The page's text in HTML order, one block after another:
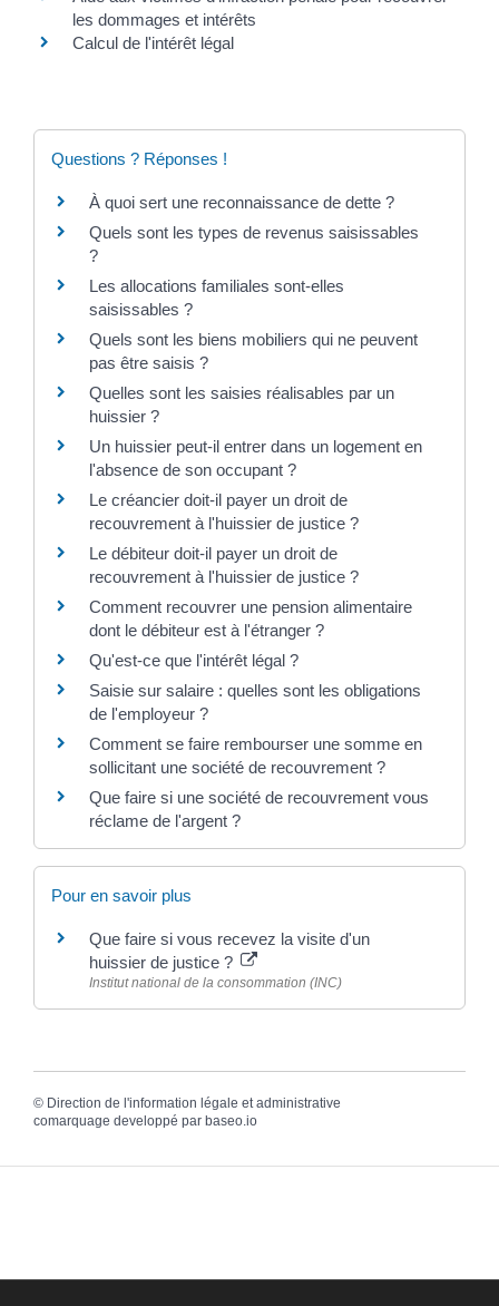
les dommages et intérêts
Calcul de l'intérêt légal
Questions ? Réponses !
À quoi sert une reconnaissance de dette ?
Quels sont les types de revenus saisissables
?
Les allocations familiales sont-elles
saisissables ?
Quels sont les biens mobiliers qui ne peuvent
pas être saisis ?
Quelles sont les saisies réalisables par un
huissier ?
Un huissier peut-il entrer dans un logement en
l'absence de son occupant ?
Le créancier doit-il payer un droit de
recouvrement à l'huissier de justice ?
Le débiteur doit-il payer un droit de
recouvrement à l'huissier de justice ?
Comment recouvrer une pension alimentaire
dont le débiteur est à l'étranger ?
Qu'est-ce que l'intérêt légal ?
Saisie sur salaire : quelles sont les obligations
de l'employeur ?
Comment se faire rembourser une somme en
sollicitant une société de recouvrement ?
Que faire si une société de recouvrement vous
réclame de l'argent ?
Pour en savoir plus
Que faire si vous recevez la visite d'un
huissier de justice ?
Institut national de la consommation (INC)
© Direction de l'information légale et administrative
comarquage developpé par baseo.io